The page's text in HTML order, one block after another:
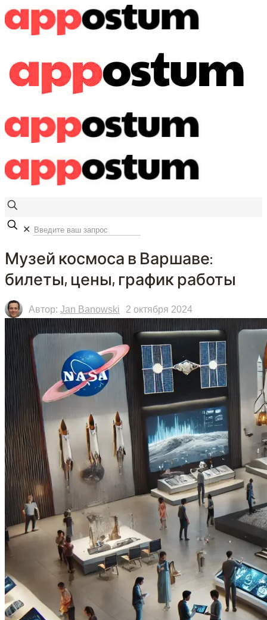
✕
Музей космоса в Варшаве:
билеты, цены, график работы
Автор: Jan Banowski 2 октября 2024